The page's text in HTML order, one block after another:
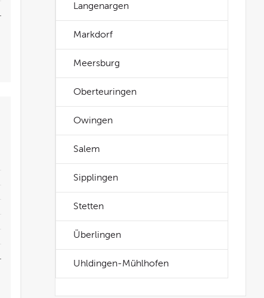
Langenargen
Markdorf
Meersburg
Oberteuringen
Owingen
Salem
Sipplingen
Stetten
Überlingen
Uhldingen-Mühlhofen